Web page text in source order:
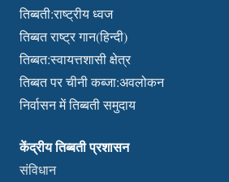
तिब्बती:राष्ट्रीय ध्वज
तिब्बत राष्ट्र गान(हिन्दी)
तिब्बत:स्वायत्तशासी क्षेत्र
तिब्बत पर चीनी कब्जा:अवलोकन
निर्वासन में तिब्बती समुदाय
केंद्रीय तिब्बती प्रशासन
संविधान